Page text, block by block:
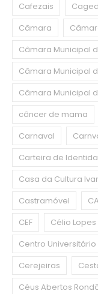
Cafezais
Caged
Câmara
Câmara Municipal
Câmara Municipal
Câmara Municipal
câncer de mama
Carnaval
Carteira de
Casa da Cultura
Castramóvel
CEF
Célio Lopes
Centro
Cerejeiras
Céus Abertos